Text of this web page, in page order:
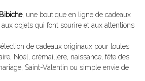
, une boutique en ligne de cadeaux
objets qui font sourire et aux attentions
de cadeaux originaux pour toutes
Noël, crémaillère, naissance, fête des
Saint-Valentin ou simple envie de